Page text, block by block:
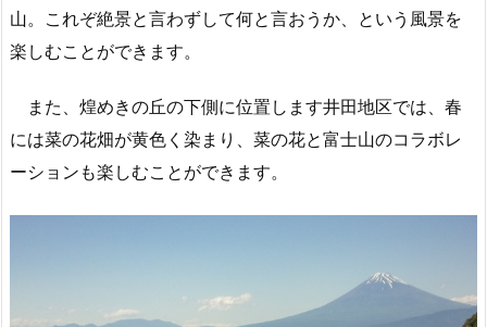
山。これぞ絶景と言わずして何と言おうか、という風景を
楽しむことができます。
また、煌めきの丘の下側に位置します井田地区では、春
には菜の花畑が黄色く染まり、菜の花と富士山のコラボレ
ーションも楽しむことができます。